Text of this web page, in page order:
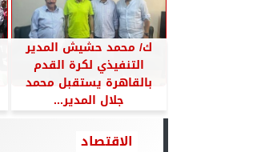
ك/ محمد حشيش المدير
التنفيذي لكرة القدم
بالقاهرة يستقبل محمد
جلال المدير...
الاقتصاد